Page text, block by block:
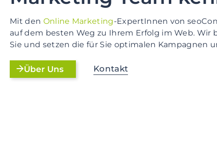
Mit den Online Marketing-ExpertInnen von
auf dem besten Weg zu Ihrem Erfolg im Web. Wir
Sie und setzen die für Sie optimalen Kampagnen
Über Uns Kontakt